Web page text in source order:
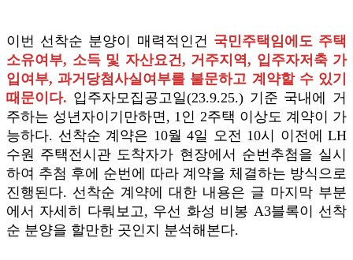
이번 선착순 분양이 매력적인건 국민주택임에도 주택
소유여부, 소득 및 자산요건, 거주지역, 입주자저축 가
입여부, 과거당첨사실여부를 불문하고 계약할 수 있기
때문이다. 입주자모집공고일(23.9.25.) 기준 국내에 거
주하는 성년자이기만하면, 1인 2주택 이상도 계약이 가
능하다. 선착순 계약은 10월 4일 오전 10시 이전에 LH
수원 주택전시관 도착자가 현장에서 순번추첨을 실시
하여 추첨 후에 순번에 따라 계약을 체결하는 방식으로
진행된다. 선착순 계약에 대한 내용은 글 마지막 부분
에서 자세히 다뤄보고, 우선 화성 비봉 A3블록이 선착
순 분양을 할만한 곳인지 분석해본다.